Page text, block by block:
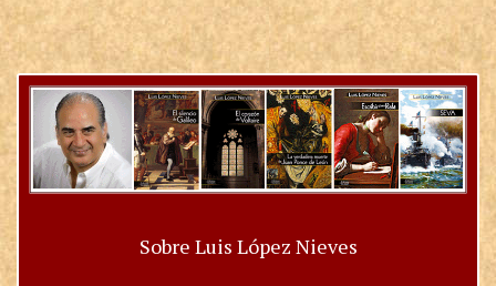
Sobre Luis López Nieves